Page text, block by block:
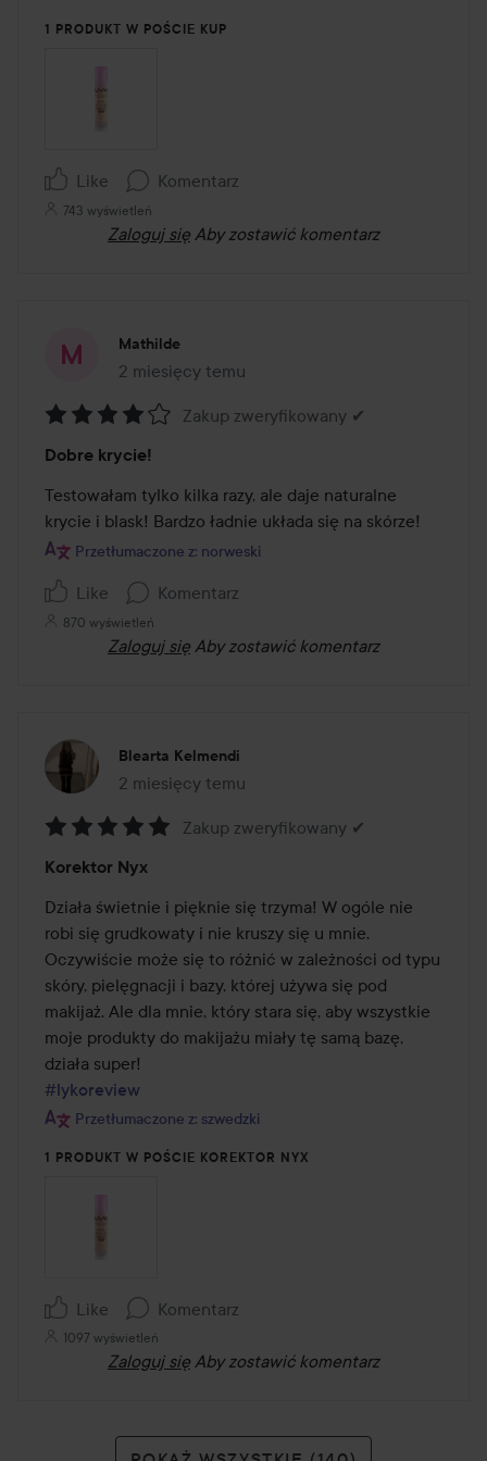
1 PRODUKT W POŚCIE KUP
Like Komentarz
743 wyświetleń
Zaloguj się Aby zostawić komentarz
Mathilde
2 miesięcy temu
Post został utworzony 2 miesięcy temu
4
z
5
Zakup zweryfikowany ✔
Dobre krycie!
Testowałam tylko kilka razy, ale daje naturalne
krycie i blask! Bardzo ładnie układa się na skórze!
Przetłumaczone z: norweski
Like Komentarz
870 wyświetleń
Zaloguj się Aby zostawić komentarz
Blearta Kelmendi
2 miesięcy temu
Post został utworzony 2 miesięcy temu
5
z
5
Zakup zweryfikowany ✔
Korektor Nyx
Działa świetnie i pięknie się trzyma! W ogóle nie
robi się grudkowaty i nie kruszy się u mnie.
Oczywiście może się to różnić w zależności od typu
skóry, pielęgnacji i bazy, której używa się pod
makijaż. Ale dla mnie, który stara się, aby wszystkie
moje produkty do makijażu miały tę samą bazę,
#lykoreview
Przetłumaczone z: szwedzki
1 PRODUKT W POŚCIE KOREKTOR NYX
Like Komentarz
1097 wyświetleń
Zaloguj się Aby zostawić komentarz